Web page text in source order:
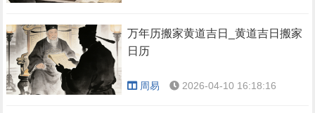
万年历搬家黄道吉日_黄道吉日搬家
日历
周易 2026-04-10 16:18:16